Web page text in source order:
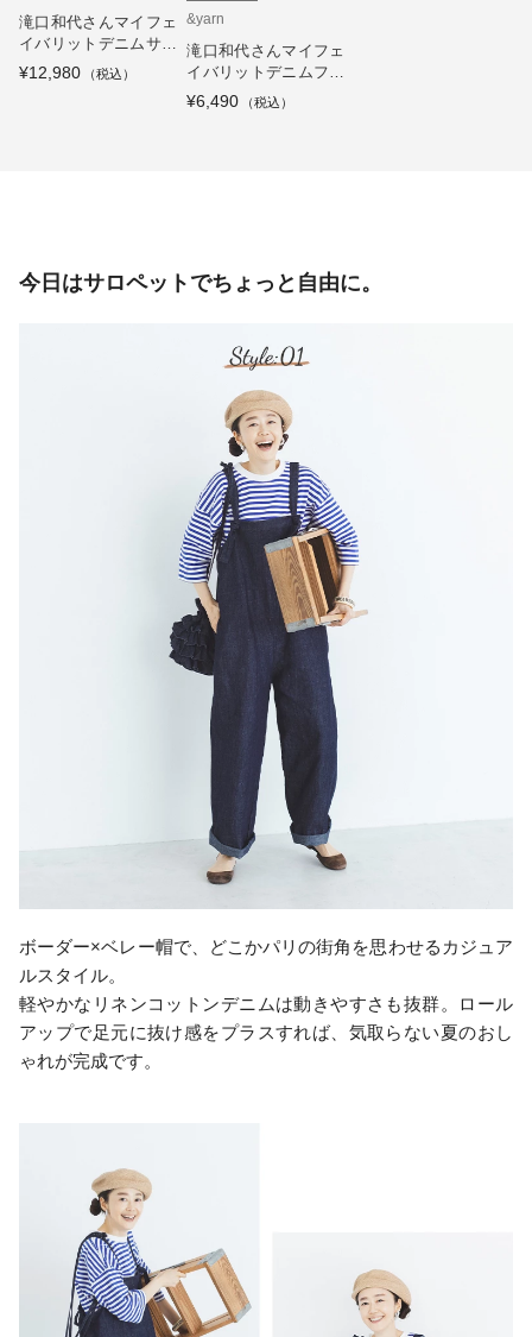
滝口和代さんマイフェ
イバリットデニムサロ
ペット
¥12,980
&yarn
滝口和代さんマイフェ
イバリットデニムフリ
ルバッグ
¥6,490
今日はサロペットでちょっと自由に。
ボーダー×ベレー帽で、どこかパリの街角を思わせるカジュア
ルスタイル。
軽やかなリネンコットンデニムは動きやすさも抜群。ロール
アップで足元に抜け感をプラスすれば、気取らない夏のおし
ゃれが完成です。